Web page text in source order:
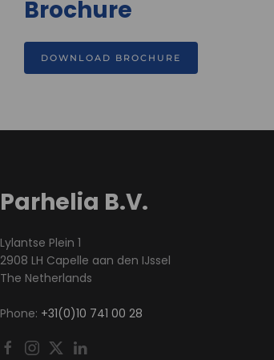
Brochure
DOWNLOAD BROCHURE
Parhelia B.V.
Lylantse Plein 1
2908 LH Capelle aan den IJssel
The Netherlands
Phone: +31(0)10 741 00 28